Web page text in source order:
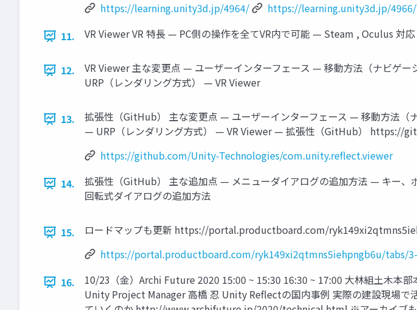
https://learning.unity3d.jp/4964/
https://learning.unity3d.jp/4966/
11.
VR Viewer VR 特長 — PC側の操作を全てVR内で可能 — Steam , Oculus 対
12.
VR Viewer 主な変更点 — ユーザーインターフェース — 移動方法（ナビゲ
URP（レンダリング方式） — VR Viewer
13.
拡張性（GitHub） 主な変更点 — ユーザーインターフェース — 移動方法
— URP（レンダリング方式） — VR Viewer — 拡張性（GitHub）
https://github.com/Unity-Technologies/com.unity.reflect.viewer
14.
拡張性（GitHub） 主な追加点 — メニューダイアログの追加方法 — キー、
回転式ダイアログの追加方法
15.
ロードマップも更新 https://portal.productboard.com/
https://portal.productboard.com/ryk149xi2qtmns5iehpngb6u/tabs/
16.
10/23（金）Archi Future 2020 15:00 ~ 15:30 16:30 ~ 17:00 大林組土木本
Unity Project Manager 高橋 忍 Unity Reflectの国内事例 実際の建設現場